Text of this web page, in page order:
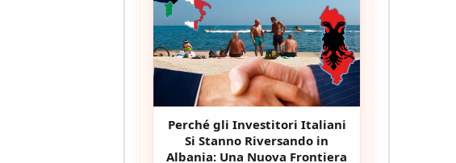
Perché gli Investitori Italiani
Si Stanno Riversando in
Albania: Una Nuova Frontiera